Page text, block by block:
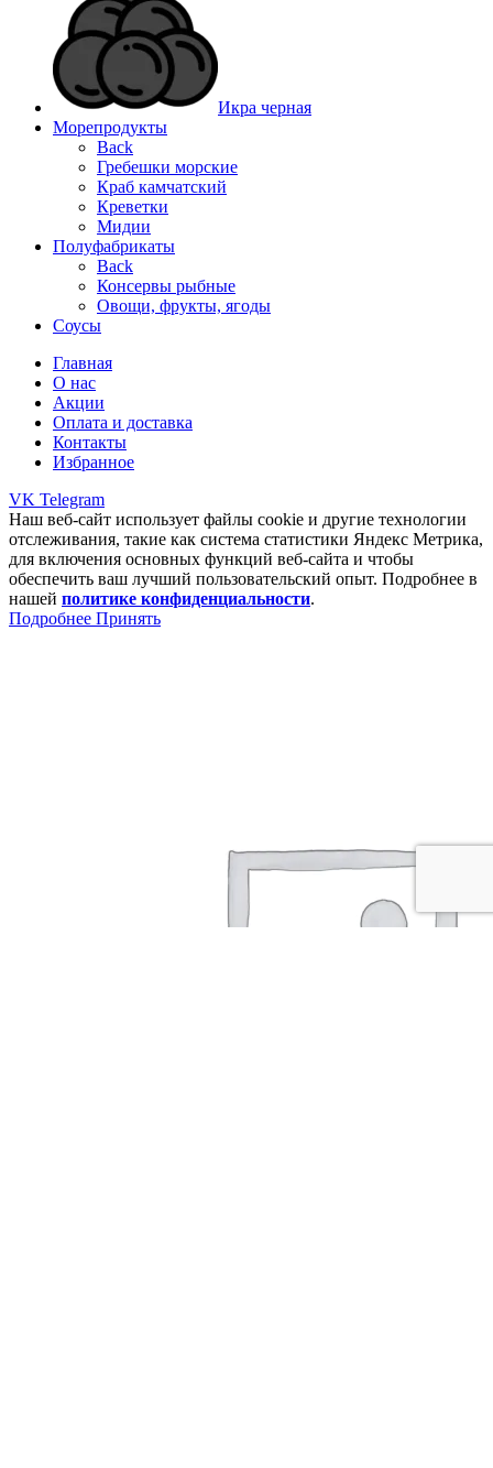
Икра черная
Морепродукты
Back
Гребешки морские
Краб камчатский
Креветки
Мидии
Полуфабрикаты
Back
Консервы рыбные
Овощи, фрукты, ягоды
Соусы
Главная
О нас
Акции
Оплата и доставка
Контакты
Избранное
VK Telegram
Наш веб-сайт использует файлы cookie и другие технологии
отслеживания, такие как система статистики Яндекс Метрика,
для включения основных функций веб-сайта и чтобы
обеспечить ваш лучший пользовательский опыт. Подробнее в
нашей политике конфиденциальности.
Подробнее Принять